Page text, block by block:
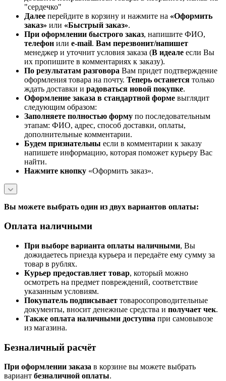
"сердечко"
Далее перейдите в корзину и нажмите на «Оформить
заказ» или «Быстрый заказ».
При оформлении быстрого заказ, напишите ФИО,
телефон или e-mail. Вам перезвонит/напишет
менеджер и уточнит условия заказа (В идеале если Вы
их пропишите в комментариях к заказу).
По результатам разговора Вам придет подтверждение
оформления товара на почту. Теперь останется только
ждать доставки и радоваться новой покупке.
Оформление заказа в стандартной форме выглядит
следующим образом:
Заполняете полностью форму по последовательным
этапам: ФИО, адрес, способ доставки, оплаты,
дополнительные комментарии.
Будем признательны если в комментарии к заказу
напишете информацию, которая поможет курьеру Вас
найти.
Нажмите кнопку «Оформить заказ».
Вы можете выбрать один из двух вариантов оплаты:
Оплата наличными
При выборе варианта оплаты наличными, Вы
дожидаетесь приезда курьера и передаёте ему сумму за
товар в рублях.
Курьер предоставляет товар, который можно
осмотреть на предмет повреждений, соответствие
указанным условиям.
Покупатель подписывает товаросопроводительные
документы, вносит денежные средства и получает чек.
Также оплата наличными доступна при самовывозе
из магазина.
Безналичный расчёт
При оформлении заказа в корзине вы можете выбрать
вариант безналичной оплаты.